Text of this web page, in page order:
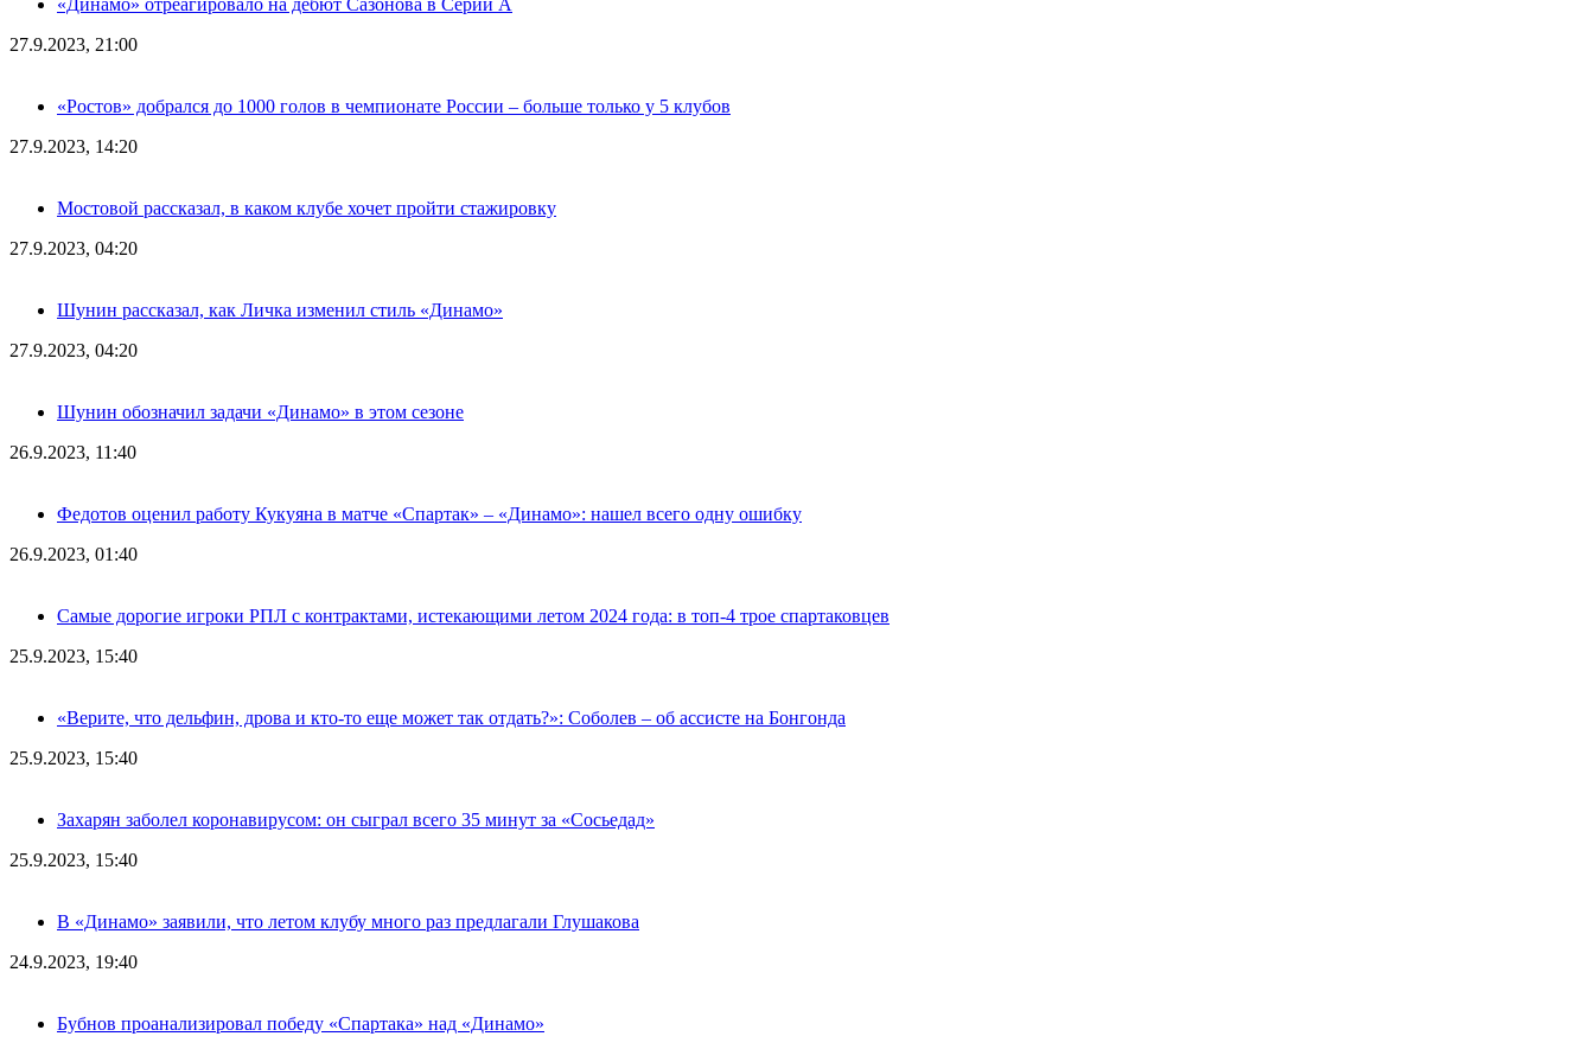
27.9.2023, 21:00
«Ростов» добрался до 1000 голов в чемпионате России – больше только у 5 клубов
27.9.2023, 14:20
Мостовой рассказал, в каком клубе хочет пройти стажировку
27.9.2023, 04:20
Шунин рассказал, как Личка изменил стиль «Динамо»
27.9.2023, 04:20
Шунин обозначил задачи «Динамо» в этом сезоне
26.9.2023, 11:40
Федотов оценил работу Кукуяна в матче «Спартак» – «Динамо»: нашел всего одну ошибку
26.9.2023, 01:40
Самые дорогие игроки РПЛ с контрактами, истекающими летом 2024 года: в топ-4 трое спартаковцев
25.9.2023, 15:40
«Верите, что дельфин, дрова и кто-то еще может так отдать?»: Соболев – об ассисте на Бонгонда
25.9.2023, 15:40
Захарян заболел коронавирусом: он сыграл всего 35 минут за «Сосьедад»
25.9.2023, 15:40
В «Динамо» заявили, что летом клубу много раз предлагали Глушакова
24.9.2023, 19:40
Бубнов проанализировал победу «Спартака» над «Динамо»